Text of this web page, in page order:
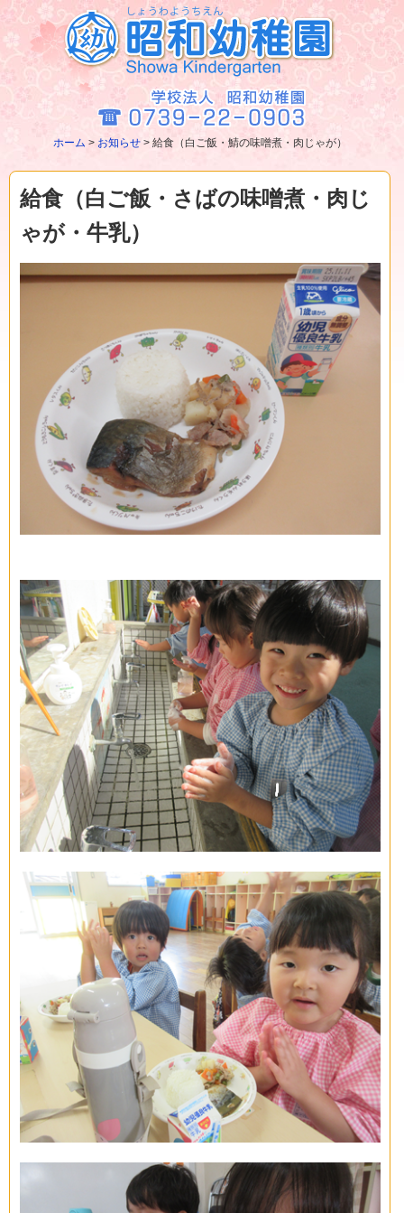
ホーム > お知らせ >給食（白ご飯・鯖の味噌煮・肉じゃが）
給食（白ご飯・さばの味噌煮・肉じ
ゃが・牛乳）